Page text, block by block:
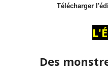
Télécharger
Des